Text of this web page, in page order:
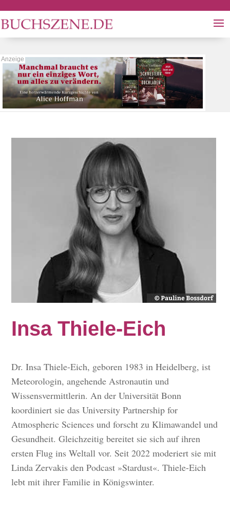
Insa Thiele-Eich
Dr. Insa Thiele-Eich, geboren 1983 in Heidelberg, ist
Meteorologin, angehende Astronautin und
Wissensvermittlerin. An der Universität Bonn
koordiniert sie das University Partnership for
Atmospheric Sciences und forscht zu Klimawandel und
Gesundheit. Gleichzeitig bereitet sie sich auf ihren
ersten Flug ins Weltall vor. Seit 2022 moderiert sie mit
Linda Zervakis den Podcast »Stardust«. Thiele-Eich
lebt mit ihrer Familie in Königswinter.